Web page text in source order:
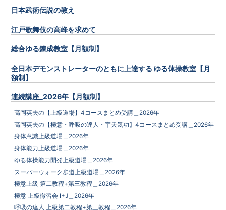
日本武術伝説の教え
江戸歌舞伎の高峰を求めて
総合ゆる錬成教室【月額制】
全日本デモンストレーターのともに上達する ゆる体操教室【月
額制】
連続講座_2026年【月額制】
高岡英夫の【上級道場】4コースまとめ受講＿2026年
高岡英夫の【極意・呼吸の達人・宇天気功】4コースまとめ受講＿2026年
身体意識上級道場＿2026年
身体能力上級道場＿2026年
ゆる体操能力開発上級道場＿2026年
スーパーウォーク歩道上級道場＿2026年
極意上級 第二教程+第三教程＿2026年
極意 上級徹習会 I+J＿2026年
呼吸の達人 上級第二教程+第三教程＿2026年